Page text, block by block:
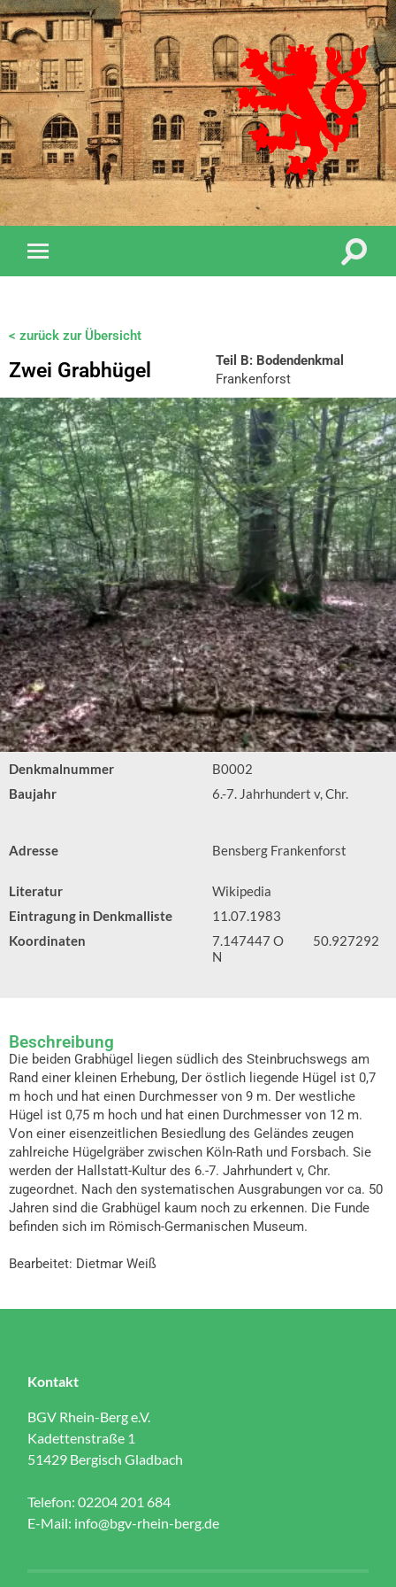
< zurück zur Übersicht
Zwei Grabhügel
Teil B: Bodendenkmal
Frankenforst
Denkmalnummer
B0002
Baujahr
6.-7. Jahrhundert v, Chr.
Adresse Bensberg Frankenforst
Literatur
Wikipedia
Eintragung in Denkmalliste
11.07.1983
Koordinaten
7.147447 O
50.927292
N
Beschreibung
Die beiden Grabhügel liegen südlich des Steinbruchswegs am
Rand einer kleinen Erhebung, Der östlich liegende Hügel ist 0,7
m hoch und hat einen Durchmesser von 9 m. Der westliche
Hügel ist 0,75 m hoch und hat einen Durchmesser von 12 m.
Von einer eisenzeitlichen Besiedlung des Geländes zeugen
zahlreiche Hügelgräber zwischen Köln-Rath und Forsbach. Sie
werden der Hallstatt-Kultur des 6.-7. Jahrhundert v, Chr.
zugeordnet. Nach den systematischen Ausgrabungen vor ca. 50
Jahren sind die Grabhügel kaum noch zu erkennen. Die Funde
befinden sich im Römisch-Germanischen Museum.
Bearbeitet: Dietmar Weiß
Kontakt
BGV Rhein-Berg e.V.
Kadettenstraße 1
51429 Bergisch Gladbach
Telefon: 02204 201 684
E-Mail: info@bgv-rhein-berg.de